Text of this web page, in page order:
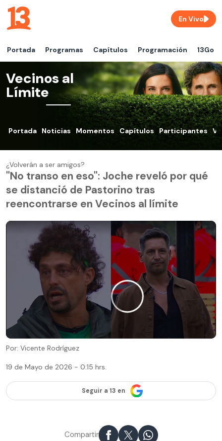
Portada Programas Capítulos Programación 13Go
En Vivo
Vecinos al
Límite
Portada Noticias Momentos Capítulos Participantes
¿Volverán a ser amigos?
"No transo en eso": Joche reveló por qué
se distanció de Pastorino tras
reencontrarse en Vecinos al límite
Por: Vicente Rodríguez
19 de Mayo de 2026 - 0:15 hrs.
Seguir a 13 en
Compartir